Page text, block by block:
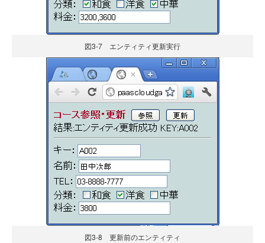
図3-7 エンティティ更新実行
図3-8 更新前のエンティティ